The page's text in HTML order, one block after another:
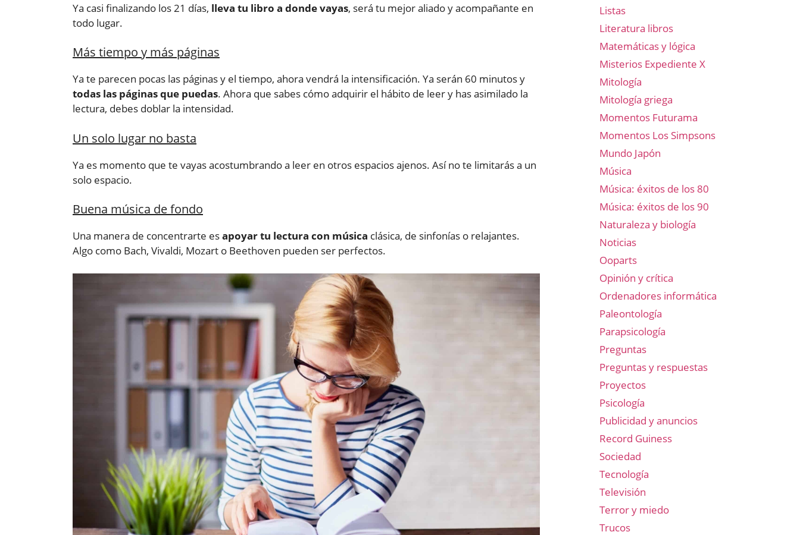
Ya casi finalizando los 21 días, lleva tu libro a donde vayas, será tu mejor aliado y acompañante en
todo lugar.
Más tiempo y más páginas
Ya te parecen pocas las páginas y el tiempo, ahora vendrá la intensificación. Ya serán 60 minutos y
todas las páginas que puedas. Ahora que sabes cómo adquirir el hábito de leer y has asimilado la
lectura, debes doblar la intensidad.
Un solo lugar no basta
Ya es momento que te vayas acostumbrando a leer en otros espacios ajenos. Así no te limitarás a un
solo espacio.
Buena música de fondo
Una manera de concentrarte esapoyar tu lectura con música clásica, de sinfonías o relajantes.
Algo como Bach, Vivaldi, Mozart o Beethoven pueden ser perfectos.
Listas
Literatura libros
Matemáticas y lógica
Misterios Expediente X
Mitología
Mitología griega
Momentos Futurama
Momentos Los Simpsons
Mundo Japón
Música
Música: éxitos de los 80
Música: éxitos de los 90
Naturaleza y biología
Noticias
Ooparts
Opinión y crítica
Ordenadores informática
Paleontología
Parapsicología
Preguntas
Preguntas y respuestas
Proyectos
Psicología
Publicidad y anuncios
Record Guiness
Sociedad
Tecnología
Televisión
Terror y miedo
Trucos